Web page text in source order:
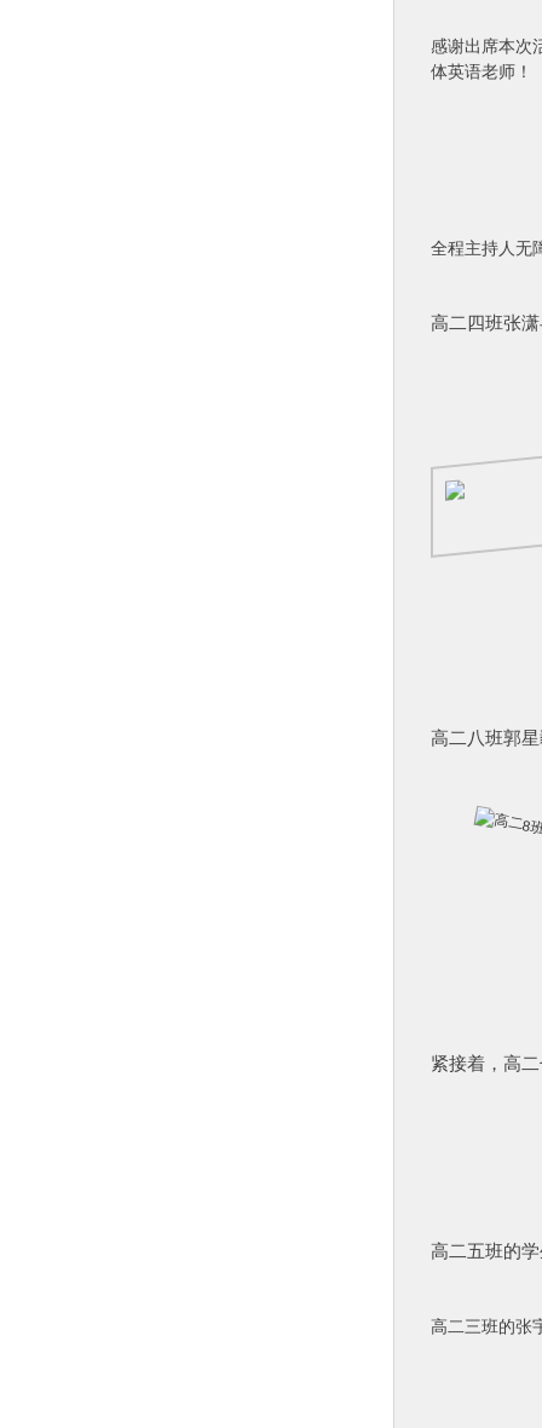
感谢出席本次
体英语老师！
全程主持人无
高二四班张
高二八班郭
紧接着，高
高二五班的
高二三班的张